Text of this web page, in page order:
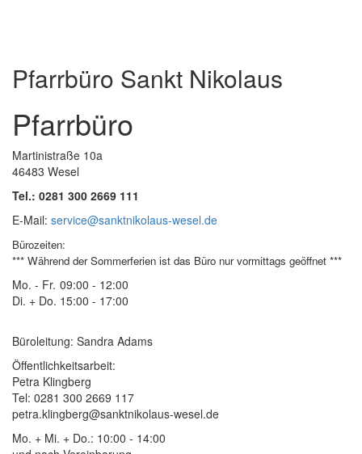
Pfarrbüro Sankt Nikolaus
Pfarrbüro
Martinistraße 10a
46483 Wesel
Tel.: 0281 300 2669 111
E-Mail: service@sanktnikolaus-wesel.de
Bürozeiten:
*** Während der Sommerferien ist das Büro nur vormittags geöffnet ***
Mo. - Fr. 09:00 - 12:00
Di. + Do. 15:00 - 17:00
Büroleitung: Sandra Adams
Öffentlichkeitsarbeit:
Petra Klingberg
Tel: 0281 300 2669 117
petra.klingberg@sanktnikolaus-wesel.de
Mo. + Mi. + Do.: 10:00 - 14:00